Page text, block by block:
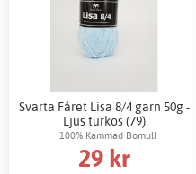
Svarta Fåret Lisa 8/4 garn 50g -
Ljus turkos (79)
100% Kammad Bomull
29 kr